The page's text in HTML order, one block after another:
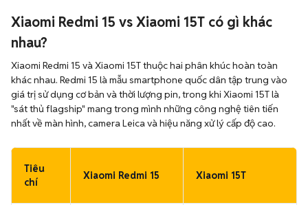
Xiaomi Redmi 15 vs Xiaomi 15T có gì khác
nhau?
Xiaomi Redmi 15 và Xiaomi 15T thuộc hai phân khúc hoàn toàn
khác nhau. Redmi 15 là mẫu smartphone quốc dân tập trung vào
giá trị sử dụng cơ bản và thời lượng pin, trong khi Xiaomi 15T là
"sát thủ flagship" mang trong mình những công nghệ tiên tiến
nhất về màn hình, camera Leica và hiệu năng xử lý cấp độ cao.
Tiêu
chí
Xiaomi Redmi 15 Xiaomi 15T